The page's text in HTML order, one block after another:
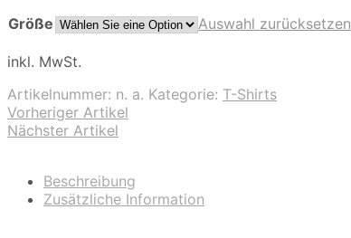
Größe
Auswahl zurücksetzen
inkl. MwSt.
Artikelnummer: n. a. Kategorie: T-Shirts
Vorheriger Artikel
Nächster Artikel
Beschreibung
Zusätzliche Information